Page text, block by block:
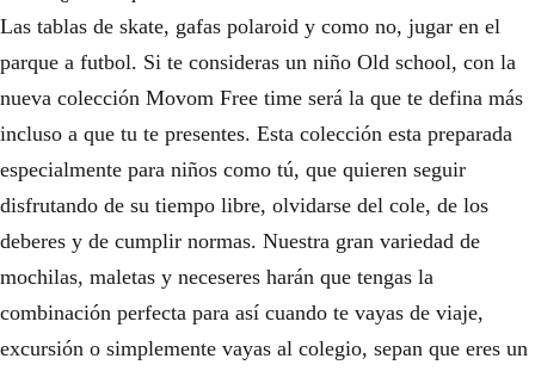
Las tablas de skate, gafas polaroid y como no, jugar en el
parque a futbol. Si te consideras un niño Old school, con la
nueva colección Movom Free time será la que te defina más
incluso a que tu te presentes. Esta colección esta preparada
especialmente para niños como tú, que quieren seguir
disfrutando de su tiempo libre, olvidarse del cole, de los
deberes y de cumplir normas. Nuestra gran variedad de
mochilas, maletas y neceseres harán que tengas la
combinación perfecta para así cuando te vayas de viaje,
excursión o simplemente vayas al colegio, sepan que eres un